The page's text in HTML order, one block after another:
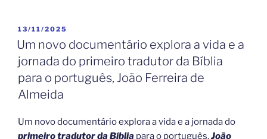
PUBLICADO
EM
13/11/2025
Um novo documentário explora a vida e a
jornada do primeiro tradutor da Bíblia
para o português, João Ferreira de
Almeida
Um novo documentário explora a vida e a jornada do
primeiro tradutor da Bíblia para o português,João